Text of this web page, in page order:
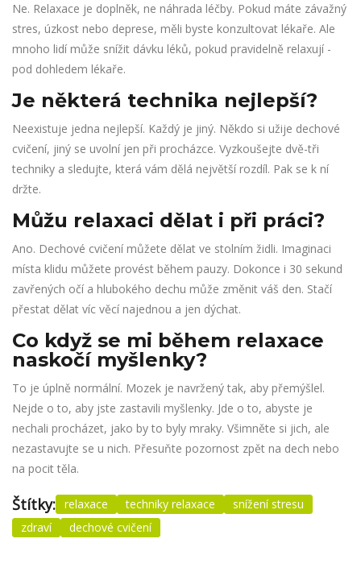
Ne. Relaxace je doplněk, ne náhrada léčby. Pokud máte závažný
stres, úzkost nebo deprese, měli byste konzultovat lékaře. Ale
mnoho lidí může snížit dávku léků, pokud pravidelně relaxují -
pod dohledem lékaře.
Je některá technika nejlepší?
Neexistuje jedna nejlepší. Každý je jiný. Někdo si užije dechové
cvičení, jiný se uvolní jen při procházce. Vyzkoušejte dvě-tři
techniky a sledujte, která vám dělá největší rozdíl. Pak se k ní
držte.
Můžu relaxaci dělat i při práci?
Ano. Dechové cvičení můžete dělat ve stolním židli. Imaginaci
místa klidu můžete provést během pauzy. Dokonce i 30 sekund
zavřených očí a hlubokého dechu může změnit váš den. Stačí
přestat dělat víc věcí najednou a jen dýchat.
Co když se mi během relaxace
naskočí myšlenky?
To je úplně normální. Mozek je navržený tak, aby přemýšlel.
Nejde o to, aby jste zastavili myšlenky. Jde o to, abyste je
nechali procházet, jako by to byly mraky. Všimněte si jich, ale
nezastavujte se u nich. Přesuňte pozornost zpět na dech nebo
na pocit těla.
Štítky: relaxace techniky relaxace
snížení stresu
zdraví
dechové cvičení